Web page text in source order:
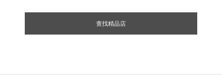
牌，讓您永遠銘記這個令人驚嘆的美妙旅程的精彩與
查找精品店